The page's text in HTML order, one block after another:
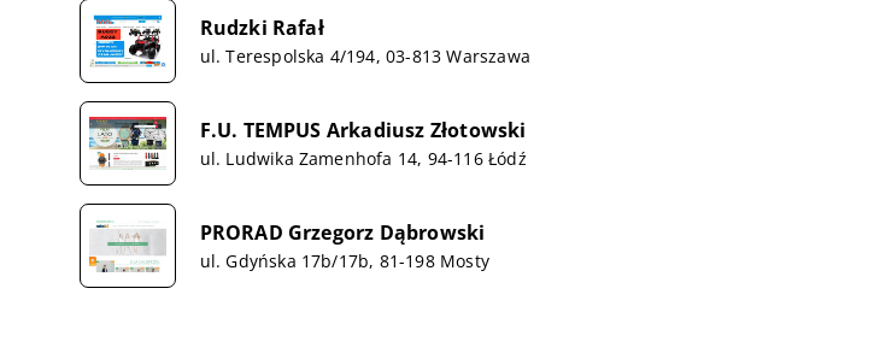
Rudzki Rafał
ul. Terespolska 4/194, 03-813 Warszawa
F.U. TEMPUS Arkadiusz Złotowski
ul. Ludwika Zamenhofa 14, 94-116 Łódź
PRORAD Grzegorz Dąbrowski
ul. Gdyńska 17b/17b, 81-198 Mosty